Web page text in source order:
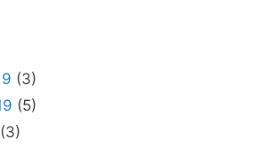
(3)
(5)
(3)